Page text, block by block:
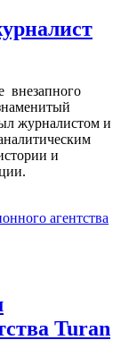
внезапного
журналистом и
и
Turan